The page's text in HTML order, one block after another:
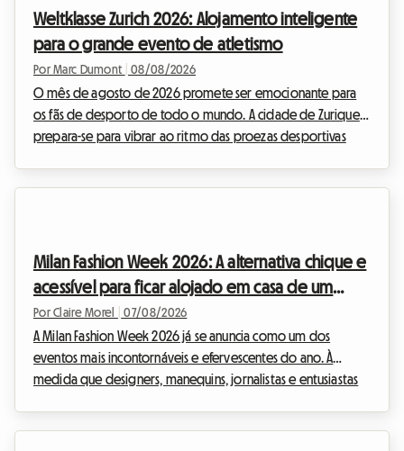
É por isso que lhe propomos uma alternativa acolhedora e
económica:...
Weltklasse Zurich 2026: Alojamento inteligente
para o grande evento de atletismo
Por Marc Dumont 08/08/2026
O mês de agosto de 2026 promete ser emocionante para
os fãs de desporto de todo o mundo. A cidade de Zurique
prepara-se para vibrar ao ritmo das proezas desportivas
garantido, a organização da estadia pode rapidamente
transforma...
Milan Fashion Week 2026: A alternativa chique e
acessível para ficar alojado em casa de um
anfitrião
Por Claire Morel 07/08/2026
A Milan Fashion Week 2026 já se anuncia como um dos
eventos mais incontornáveis e efervescentes do ano. À
medida que designers, manequins, jornalistas e entusiastas